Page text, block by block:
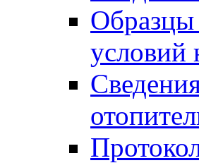
Образцы
условий